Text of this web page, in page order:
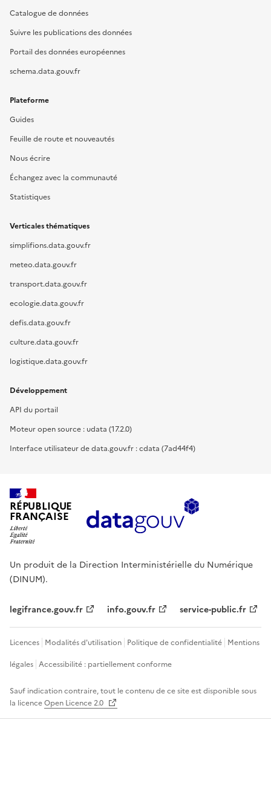
Catalogue de données
Suivre les publications des données
Portail des données européennes
schema.data.gouv.fr
Plateforme
Guides
Feuille de route et nouveautés
Nous écrire
Échangez avec la communauté
Statistiques
Verticales thématiques
simplifions.data.gouv.fr
meteo.data.gouv.fr
transport.data.gouv.fr
ecologie.data.gouv.fr
defis.data.gouv.fr
culture.data.gouv.fr
logistique.data.gouv.fr
Développement
API du portail
Moteur open source : udata (17.2.0)
Interface utilisateur de data.gouv.fr : cdata (7ad44f4)
RÉPUBLIQUE
FRANÇAISE
Un produit de la Direction Interministérielle du Numérique
(DINUM).
legifrance.gouv.fr info.gouv.fr service-public.fr
Licences Modalités d'utilisation Politique de confidentialité Mentions
légales Accessibilité : partiellement conforme
Sauf indication contraire, tout le contenu de ce site est disponible sous
la licenceOpen Licence 2.0